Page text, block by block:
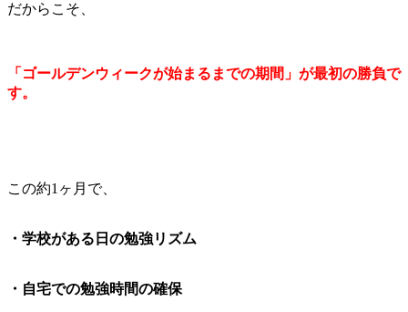
だからこそ、
「ゴールデンウィークが始まるまでの期間」が最初の勝負で
す。
この約1ヶ月で、
・学校がある日の勉強リズム
・自宅での勉強時間の確保